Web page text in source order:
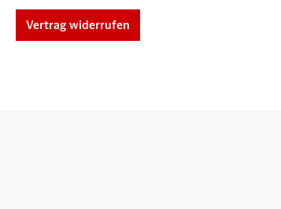
Vertrag widerrufen